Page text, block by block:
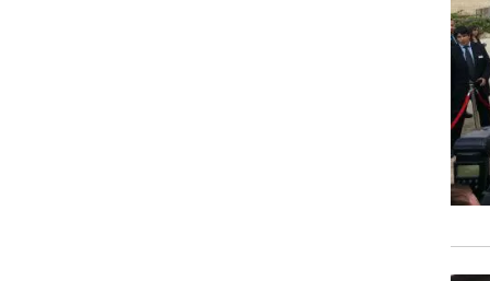
שנה
רצח
בעלות